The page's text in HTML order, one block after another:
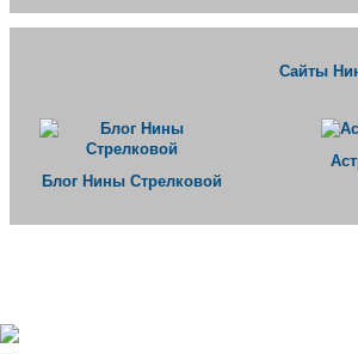
Сайты
Блог Нины Стрелковой